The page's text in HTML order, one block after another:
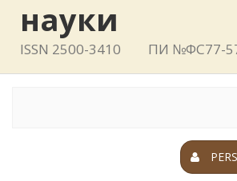
науки
ISSN 2500-3410 ПИ №ФС77-